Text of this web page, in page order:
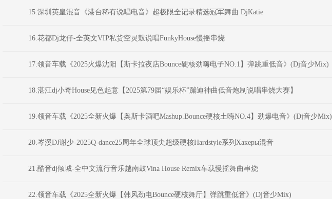
15.深圳英皇混音《港台稀有说唱电音》超极限全记录精选冠军舞曲 DjKatie
16.花都Dj龙仔-全英文VIP私货空灵鼓说唱FunkyHouse慢摇串烧
17.领音车载《2025火爆沈阳【斯卡拉夜店Bounce硬核劲嗨电子NO.1】弹跳重低音》(Dj音少Mix)
18.湛江dj小奇House见色起意【2025第79届“娱乐杯”蹦迪神曲低音炮制说唱串烧大赛】
19.领音车载《2025全新火爆【奥斯卡酒吧Mashup.Bounce硬核土嗨NO.4】劲爆电音》(Dj音少Mix)
20.岑溪DJ谢少-2025Q-dance25周年全球顶尖超级硬核Hardstyle系列Хакеры混音
21.酷音dj倾城-全中文流行音乐越南鼓Vina House Remix车载慢摇舞曲串烧
22.领音车载《2025全新火爆【韩风劲电Bounce硬核舞厅】弹跳重低音》(Dj音少Mix)